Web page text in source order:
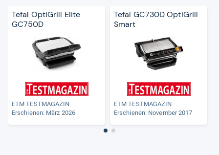
Tefal OptiGrill Elite
GC750D
ETM TESTMAGAZIN
Erschienen: März 2026
Tefal GC730D OptiGrill
Smart
ETM TESTMAGAZIN
Erschienen: November 2017